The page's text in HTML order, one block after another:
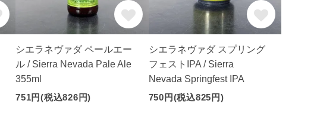
シエラネヴァダ ペールエー
ル / Sierra Nevada Pale Ale
355ml
751円(税込826円)
シエラネヴァダ スプリング
フェストIPA / Sierra
Nevada Springfest IPA
750円(税込825円)